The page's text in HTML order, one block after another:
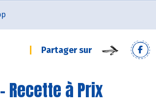
Partager sur
Recette à Prix